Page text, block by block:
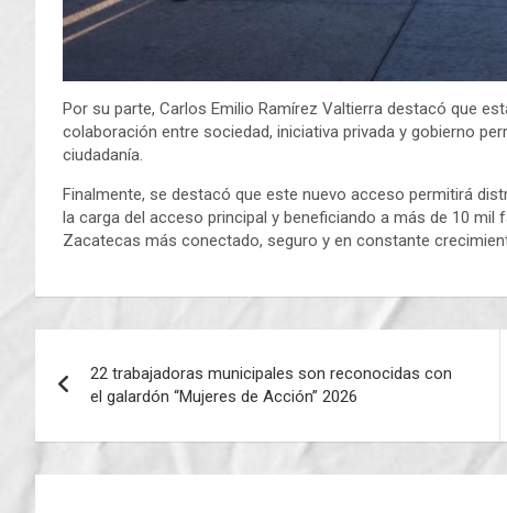
Por su parte, Carlos Emilio Ramírez Valtierra destacó que
colaboración entre sociedad, iniciativa privada y gobierno
ciudadanía.
Finalmente, se destacó que este nuevo acceso permitirá
la carga del acceso principal y beneficiando a más de 10 mil
Zacatecas más conectado, seguro y en constante
de
entradas
22 trabajadoras municipales son reconocidas con
el galardón “Mujeres de Acción” 2026